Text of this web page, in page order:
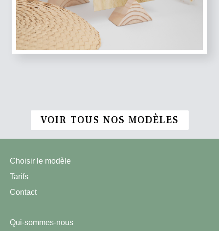
VOIR TOUS NOS MODÈLES
Choisir le modèle
Tarifs
Contact
Qui-sommes-nous